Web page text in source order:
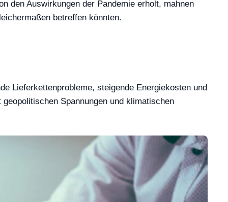
den Auswirkungen der Pandemie erholt, mahnen
betreffen könnten.
Lieferkettenprobleme, steigende Energiekosten und
Spannungen und klimatischen